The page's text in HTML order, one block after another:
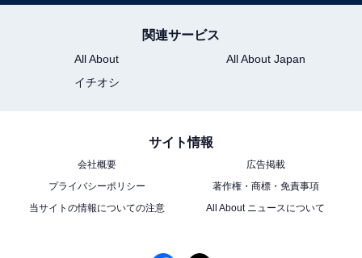
関連サービス
All About
All About Japan
イチオシ
サイト情報
会社概要
広告掲載
プライバシーポリシー
著作権・商標・免責事項
当サイトの情報についての注意
All About ニュースについて